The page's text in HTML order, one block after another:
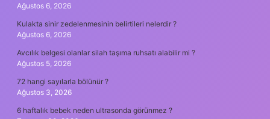
Ağustos 6, 2026
Kulakta sinir zedelenmesinin belirtileri nelerdir ?
Ağustos 6, 2026
Avcılık belgesi olanlar silah taşıma ruhsatı alabilir mi ?
Ağustos 5, 2026
72 hangi sayılarla bölünür ?
Ağustos 3, 2026
6 haftalık bebek neden ultrasonda görünmez ?